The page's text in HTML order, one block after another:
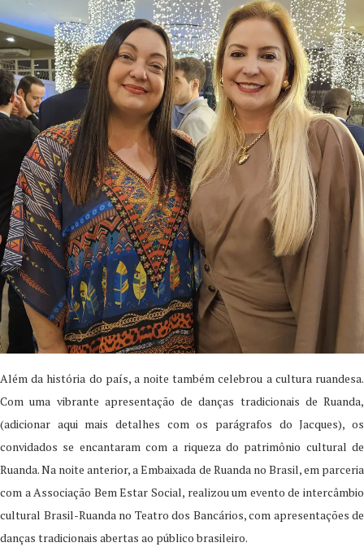
Além da história do país, a noite também celebrou a cultura ruandesa.
Com uma vibrante apresentação de danças tradicionais de Ruanda,
(adicionar aqui mais detalhes com os parágrafos do Jacques), os
convidados se encantaram com a riqueza do patrimônio cultural de
Ruanda. Na noite anterior, a Embaixada de Ruanda no Brasil, em parceria
com a Associação Bem Estar Social, realizou um evento de intercâmbio
cultural Brasil-Ruanda no Teatro dos Bancários, com apresentações de
danças tradicionais abertas ao público brasileiro.